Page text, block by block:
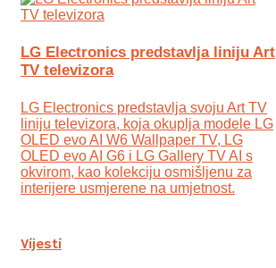
LG Electronics predstavlja liniju Art
TV televizora
LG Electronics predstavlja svoju Art TV
liniju televizora, koja okuplja modele LG
OLED evo AI W6 Wallpaper TV, LG
OLED evo AI G6 i LG Gallery TV AI s
okvirom, kao kolekciju osmišljenu za
interijere usmjerene na umjetnost.
Vijesti